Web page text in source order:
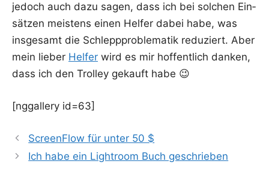
jedoch auch dazu sagen, dass ich bei sol­chen Ein­
sät­zen meis­tens einen Hel­fer dabei habe, was
ins­ge­samt die Schlepp­pro­ble­ma­tik redu­ziert. Aber
mein lie­ber Hel­fer wird es mir hof­fent­lich dan­ken,
dass ich den Trol­ley gekauft habe 😉
[nggal­lery id=63]
ScreenFlow für unter 50 $
Ich habe ein Lightroom Buch geschrieben